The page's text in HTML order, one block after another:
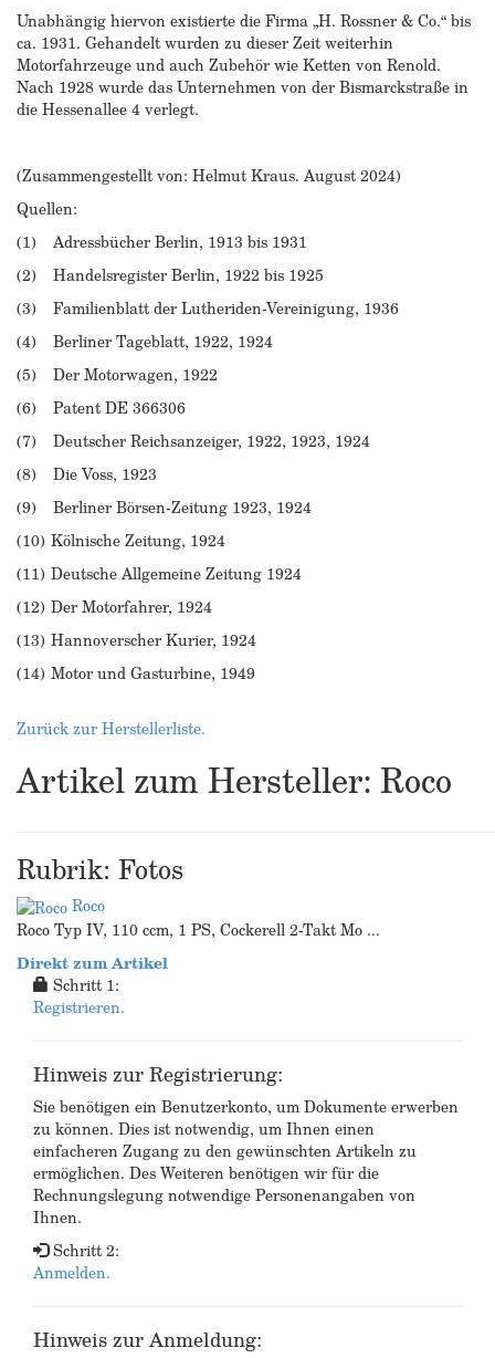
Unabhängig hiervon existierte die Firma „H. Rossner & Co.“ bis
ca. 1931. Gehandelt wurden zu dieser Zeit weiterhin
Motorfahrzeuge und auch Zubehör wie Ketten von Renold.
Nach 1928 wurde das Unternehmen von der Bismarckstraße in
die Hessenallee 4 verlegt.
(Zusammengestellt von: Helmut Kraus. August 2024)
Quellen:
(1) Adressbücher Berlin, 1913 bis 1931
(2) Handelsregister Berlin, 1922 bis 1925
(3) Familienblatt der Lutheriden-Vereinigung, 1936
(4) Berliner Tageblatt, 1922, 1924
(5) Der Motorwagen, 1922
(6) Patent DE 366306
(7) Deutscher Reichsanzeiger, 1922, 1923, 1924
(8) Die Voss, 1923
(9) Berliner Börsen-Zeitung 1923, 1924
(10) Kölnische Zeitung, 1924
(11) Deutsche Allgemeine Zeitung 1924
(12) Der Motorfahrer, 1924
(13) Hannoverscher Kurier, 1924
(14) Motor und Gasturbine, 1949
Zurück zur Herstellerliste.
Artikel zum Hersteller: Roco
Rubrik: Fotos
Roco
Roco Typ IV, 110 ccm, 1 PS, Cockerell 2-Takt Mo ...
Direkt zum Artikel
Schritt 1:
Registrieren.
Hinweis zur Registrierung:
Sie benötigen ein Benutzerkonto, um Dokumente erwerben
zu können. Dies ist notwendig, um Ihnen einen
einfacheren Zugang zu den gewünschten Artikeln zu
ermöglichen. Des Weiteren benötigen wir für die
Rechnungslegung notwendige Personenangaben von
Ihnen.
Schritt 2:
Anmelden.
Hinweis zur Anmeldung: